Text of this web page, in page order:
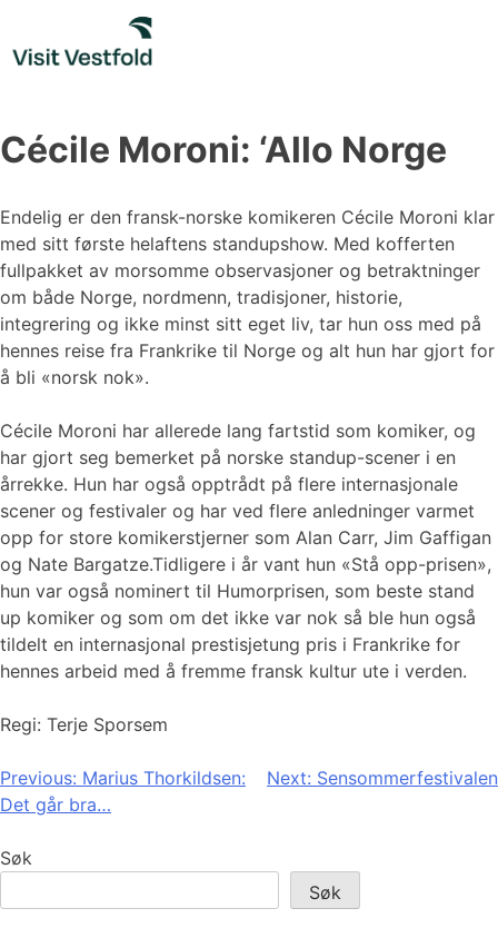
content
Cécile Moroni: ‘Allo Norge
Endelig er den fransk-norske komikeren Cécile Moroni klar
med sitt første helaftens standupshow. Med kofferten
fullpakket av morsomme observasjoner og betraktninger
om både Norge, nordmenn, tradisjoner, historie,
integrering og ikke minst sitt eget liv, tar hun oss med på
hennes reise fra Frankrike til Norge og alt hun har gjort for
å bli «norsk nok».
Cécile Moroni har allerede lang fartstid som komiker, og
har gjort seg bemerket på norske standup-scener i en
årrekke. Hun har også opptrådt på flere internasjonale
scener og festivaler og har ved flere anledninger varmet
opp for store komikerstjerner som Alan Carr, Jim Gaffigan
og Nate Bargatze.Tidligere i år vant hun «Stå opp-prisen»,
hun var også nominert til Humorprisen, som beste stand
up komiker og som om det ikke var nok så ble hun også
tildelt en internasjonal prestisjetung pris i Frankrike for
hennes arbeid med å fremme fransk kultur ute i verden.
Regi: Terje Sporsem
Innleggsnavigasjon
Previous: Marius Thorkildsen:
Det går bra…
Next: Sensommerfestivalen
Søk
Søk